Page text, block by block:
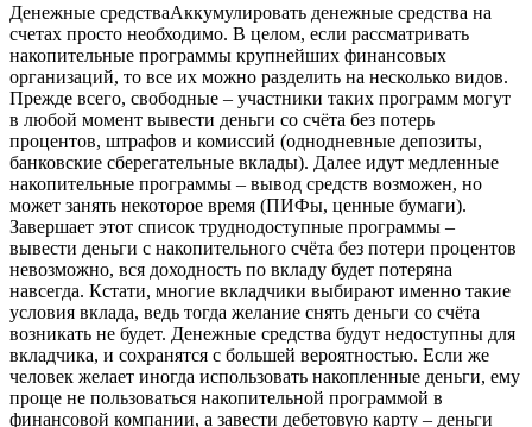
Денежные средстваАккумулировать денежные средства на
счетах просто необходимо. В целом, если рассматривать
накопительные программы крупнейших финансовых
организаций, то все их можно разделить на несколько видов.
Прежде всего, свободные – участники таких программ могут
в любой момент вывести деньги со счёта без потерь
процентов, штрафов и комиссий (однодневные депозиты,
банковские сберегательные вклады). Далее идут медленные
накопительные программы – вывод средств возможен, но
может занять некоторое время (ПИФы, ценные бумаги).
Завершает этот список труднодоступные программы –
вывести деньги с накопительного счёта без потери процентов
невозможно, вся доходность по вкладу будет потеряна
навсегда. Кстати, многие вкладчики выбирают именно такие
условия вклада, ведь тогда желание снять деньги со счёта
возникать не будет. Денежные средства будут недоступны для
вкладчика, и сохранятся с большей вероятностью. Если же
человек желает иногда использовать накопленные деньги, ему
проще не пользоваться накопительной программой в
финансовой компании, а завести дебетовую карту – деньги